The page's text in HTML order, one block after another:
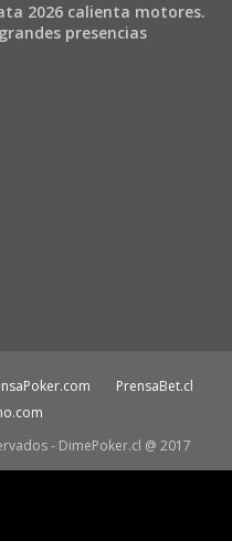
2026 calienta motores.
presencias
PrensaBet.cl
- DimePoker.cl @ 2017